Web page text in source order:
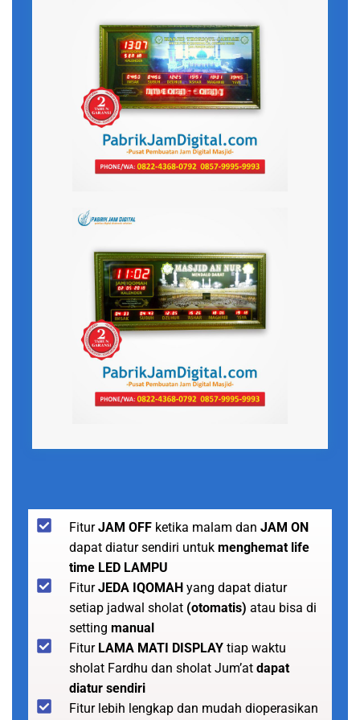
FiturJAM OFF ketika malam dan JAM ON
dapat diatur sendiri untuk menghemat life
time LED LAMPU
FiturJEDA IQOMAH yang dapat diatur
setiap jadwal sholat (otomatis) atau bisa di
setting manual
Fitur LAMA MATI DISPLAY tiap waktu
sholat Fardhu dan sholat Jum’at dapat
diatur sendiri
Fitur lebih lengkap dan mudah dioperasikan